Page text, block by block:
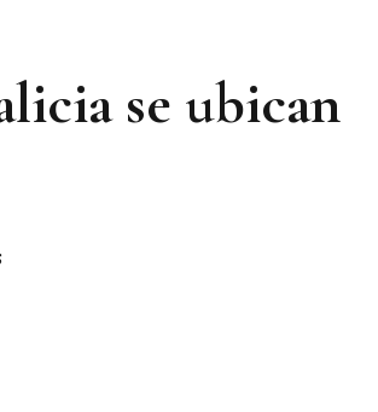
se ubican